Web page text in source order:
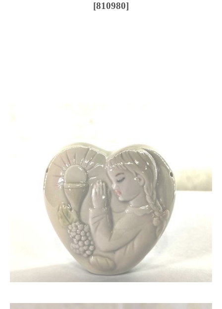
[810980]